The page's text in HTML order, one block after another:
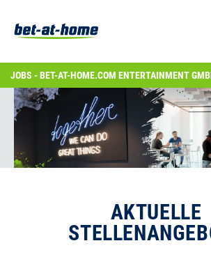
JOBS - BET-AT-HOME.COM ENTERTAINMENT
AKTUELLE